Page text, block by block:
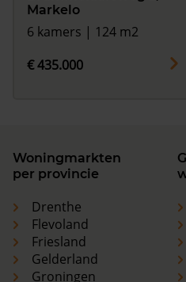
Markelo
6 kamers | 124 m2
€ 435.000
Woningmarkten
per provincie
Drenthe
Flevoland
Friesland
Gelderland
Groningen